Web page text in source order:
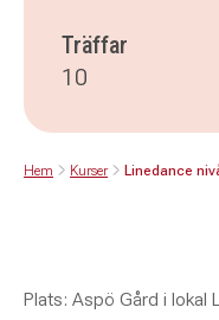
Träffar
10
Hem Kurser Linedance
Plats: Aspö Gård i lokal